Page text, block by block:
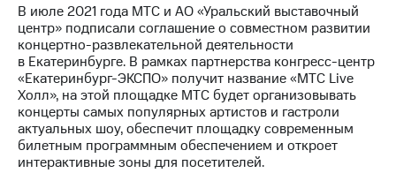
В июле 2021 года МТС и АО «Уральский выставочный
центр» подписали соглашение о совместном развитии
концертно-развлекательной деятельности
в Екатеринбурге. В рамках партнерства конгресс-центр
«Екатеринбург-ЭКСПО» получит название «МТС Live
Холл», на этой площадке МТС будет организовывать
концерты самых популярных артистов и гастроли
актуальных шоу, обеспечит площадку современным
билетным программным обеспечением и откроет
интерактивные зоны для посетителей.